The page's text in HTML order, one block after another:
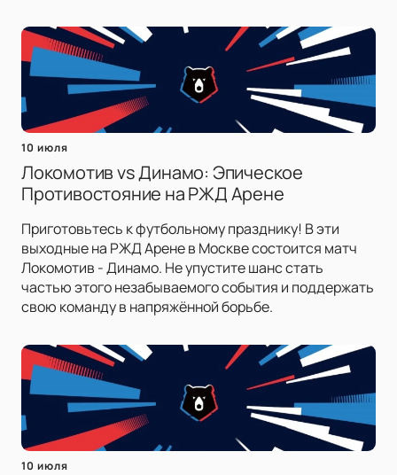
10 июля
Локомотив vs Динамо: Эпическое
Противостояние на РЖД Арене
Приготовьтесь к футбольному празднику! В эти
выходные на РЖД Арене в Москве состоится матч
Локомотив - Динамо. Не упустите шанс стать
частью этого незабываемого события и поддержать
свою команду в напряжённой борьбе.
10 июля